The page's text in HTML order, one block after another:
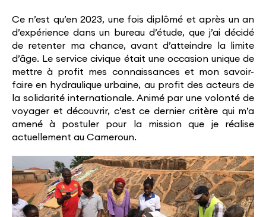
Ce n’est qu’en 2023, une fois diplômé et après un an
d’expérience dans un bureau d’étude, que j’ai décidé
de retenter ma chance, avant d’atteindre la limite
d’âge. Le service civique était une occasion unique de
mettre à profit mes connaissances et mon savoir-
faire en hydraulique urbaine, au profit des acteurs de
la solidarité internationale. Animé par une volonté de
voyager et découvrir, c’est ce dernier critère qui m’a
amené à postuler pour la mission que je réalise
actuellement au Cameroun.